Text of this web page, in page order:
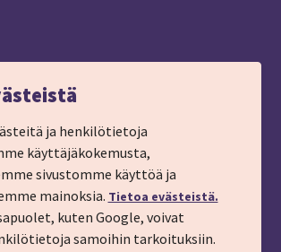
tarjous
sähköpostiin
ja henkilötietoja
käyttäjäkokemusta,
sivustomme käyttöä ja
mainoksia. Tietoa evästeistä.
kuten Google, voivat
samoihin tarkoituksiin.